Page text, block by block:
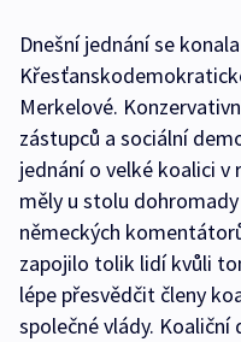
Dnešní jednání se
Merkelové.
zástupců a sociální
jednání o velké koalici
měly u stolu
německých
zapojilo tolik lidí kvůli
lépe přesvědčit členy
společné vlády.